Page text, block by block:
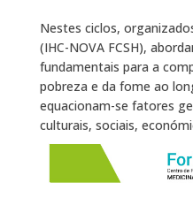
Nestes ciclos,
(IHC-NOVA FCSH),
fundamentais para a
pobreza e da fome ao
equacionam-se fatores
culturais, sociais,